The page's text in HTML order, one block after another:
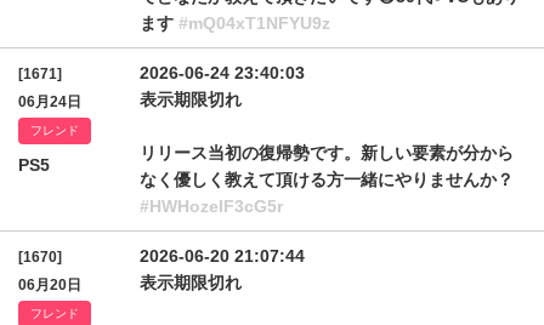
ます #mQ04xT1NFYU9z
[1671]
06月24日
フレンド
PS5
2026-06-24 23:40:03
表示期限切れ
リリース当初の復帰勢です。新しい要素が分から
なく優しく教えて頂ける方一緒にやりませんか？
#HWHozelF3cG5r
[1670]
06月20日
フレンド
2026-06-20 21:07:44
表示期限切れ